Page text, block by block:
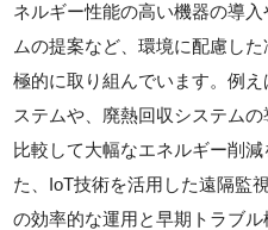
ネルギー性能の高い機器の導
ムの提案など、環境に配慮し
極的に取り組んでいます。例
ステムや、廃熱回収システム
比較して大幅なエネルギー削
た、IoT技術を活用した遠隔監
の効率的な運用と早期トラブ